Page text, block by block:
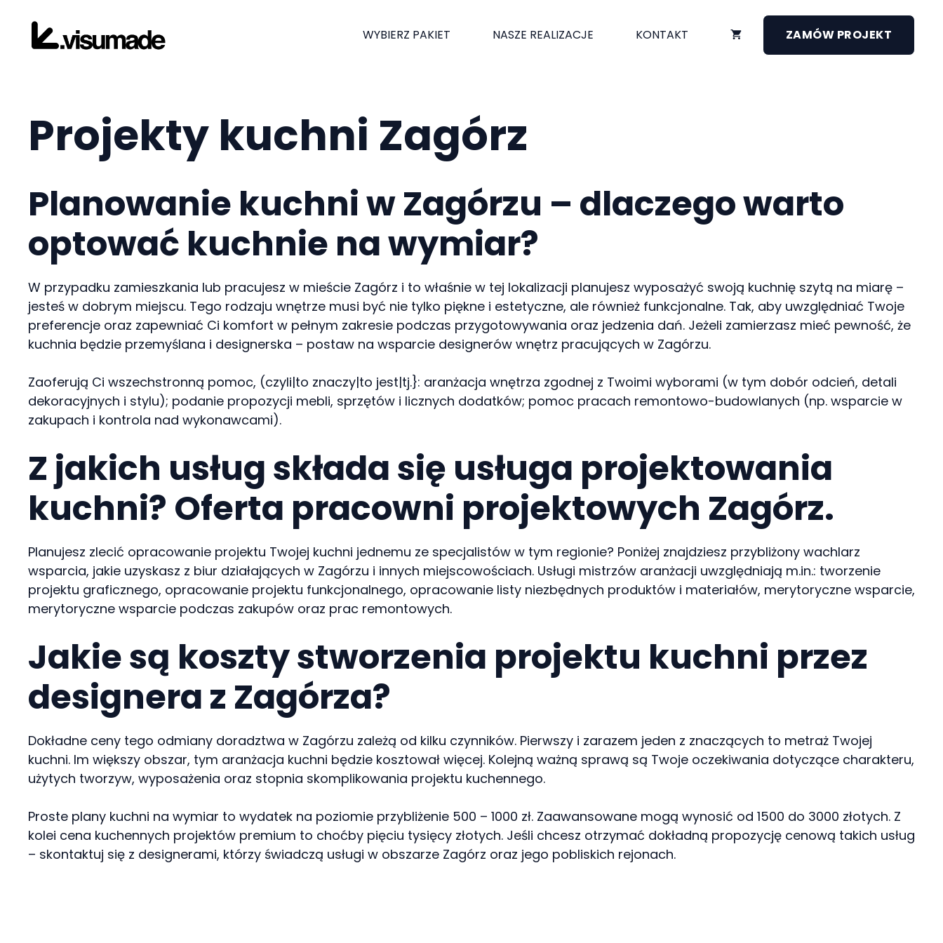
treści
WYBIERZ PAKIET NASZE REALIZACJE KONTAKT ZAMÓW PROJEKT
Projekty kuchni Zagórz
Planowanie kuchni w Zagórzu – dlaczego warto
optować kuchnie na wymiar?
W przypadku zamieszkania lub pracujesz w mieście Zagórz i to właśnie w tej lokalizacji planujesz wyposażyć swoją kuchnię szytą na miarę –
jesteś w dobrym miejscu. Tego rodzaju wnętrze musi być nie tylko piękne i estetyczne, ale również funkcjonalne. Tak, aby uwzględniać Twoje
preferencje oraz zapewniać Ci komfort w pełnym zakresie podczas przygotowywania oraz jedzenia dań. Jeżeli zamierzasz mieć pewność, że
kuchnia będzie przemyślana i designerska – postaw na wsparcie designerów wnętrz pracujących w Zagórzu.
Zaoferują Ci wszechstronną pomoc, (czyli|to znaczy|to jest|tj.}: aranżacja wnętrza zgodnej z Twoimi wyborami (w tym dobór odcień, detali
dekoracyjnych i stylu); podanie propozycji mebli, sprzętów i licznych dodatków; pomoc pracach remontowo-budowlanych (np. wsparcie w
zakupach i kontrola nad wykonawcami).
Z jakich usług składa się usługa projektowania
kuchni? Oferta pracowni projektowych Zagórz.
Planujesz zlecić opracowanie projektu Twojej kuchni jednemu ze specjalistów w tym regionie? Poniżej znajdziesz przybliżony wachlarz
wsparcia, jakie uzyskasz z biur działających w Zagórzu i innych miejscowościach. Usługi mistrzów aranżacji uwzględniają m.in.: tworzenie
projektu graficznego, opracowanie projektu funkcjonalnego, opracowanie listy niezbędnych produktów i materiałów, merytoryczne wsparcie,
merytoryczne wsparcie podczas zakupów oraz prac remontowych.
Jakie są koszty stworzenia projektu kuchni przez
designera z Zagórza?
Dokładne ceny tego odmiany doradztwa w Zagórzu zależą od kilku czynników. Pierwszy i zarazem jeden z znaczących to metraż Twojej
kuchni. Im większy obszar, tym aranżacja kuchni będzie kosztował więcej. Kolejną ważną sprawą są Twoje oczekiwania dotyczące charakteru,
użytych tworzyw, wyposażenia oraz stopnia skomplikowania projektu kuchennego.
Proste plany kuchni na wymiar to wydatek na poziomie przybliżenie 500 – 1000 zł. Zaawansowane mogą wynosić od 1500 do 3000 złotych. Z
kolei cena kuchennych projektów premium to choćby pięciu tysięcy złotych. Jeśli chcesz otrzymać dokładną propozycję cenową takich usług
– skontaktuj się z designerami, którzy świadczą usługi w obszarze Zagórz oraz jego pobliskich rejonach.